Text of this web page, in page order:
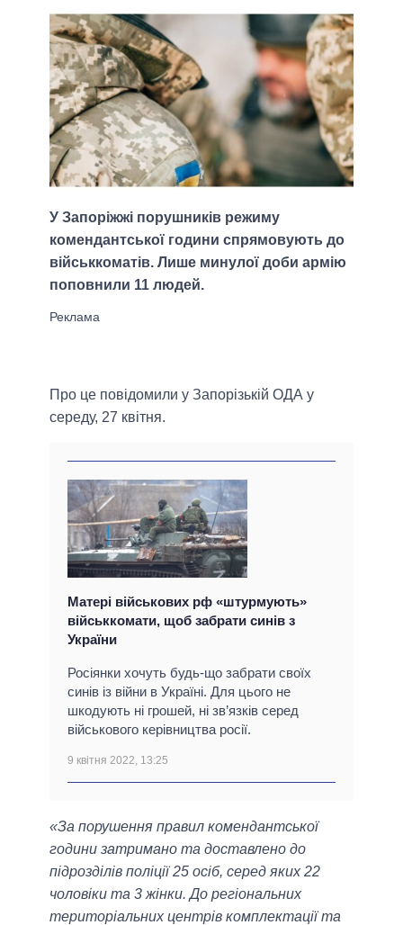
У Запоріжжі порушників режиму
комендантської години спрямовують до
військкоматів. Лише минулої доби армію
поповнили 11 людей.
Про це повідомили у Запорізькій ОДА у
середу, 27 квітня.
Матері військових рф «штурмують»
військкомати, щоб забрати синів з
України
Росіянки хочуть будь-що забрати своїх
синів із війни в Україні. Для цього не
шкодують ні грошей, ні зв’язків серед
військового керівництва росії.
9 квітня 2022, 13:25
«За порушення правил комендантської
години затримано та доставлено до
підрозділів поліції 25 осіб, серед яких 22
чоловіки та 3 жінки. До регіональних
територіальних центрів комплектації та